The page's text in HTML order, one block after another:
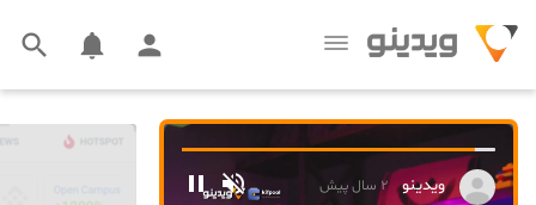
  
ویدینو ۲ سال پیش  